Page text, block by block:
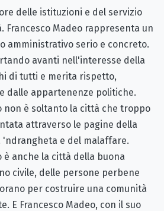
delle istituzioni e del servizio
Francesco Madeo rappresenta un
amministrativo serio e concreto.
avanti nell'interesse della
di tutti e merita rispetto,
dalle appartenenze politiche.
non è soltanto la città che troppo
attraverso le pagine della
'ndrangheta e del malaffare.
è anche la città della buona
civile, delle persone perbene
per costruire una comunità
E Francesco Madeo, con il suo